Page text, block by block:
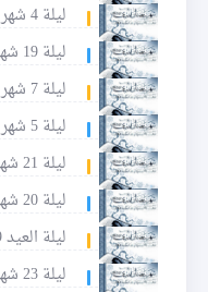
ليلة 4 شهر رمضان 1419 هجرية
ليلة 19 شهر رمضان 1420 هجرية (ليلة القدر)
ليلة 7 شهر رمضان 1420 هجرية
ليلة 5 شهر رمضان 1420 هجرية
ليلة 21 شهر رمضان 1420 هجرية (ليلة القدر)
ليلة 20 شهر رمضان 1420 هجرية
ليلة العيد 29 شهر رمضان 1420 هجرية
ليلة 23 شهر رمضان 1420 هجرية (ليلة القدر)